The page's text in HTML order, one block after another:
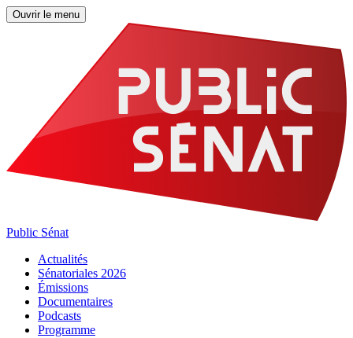
Ouvrir le menu
Public Sénat
Actualités
Sénatoriales 2026
Émissions
Documentaires
Podcasts
Programme